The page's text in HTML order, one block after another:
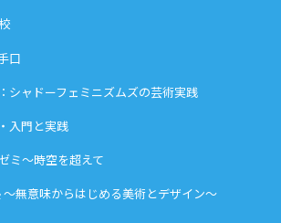
口
シャドーフェミニズムズの芸術実践
入門と実践
ミ〜時空を超えて
無意味からはじめる美術とデザイン〜